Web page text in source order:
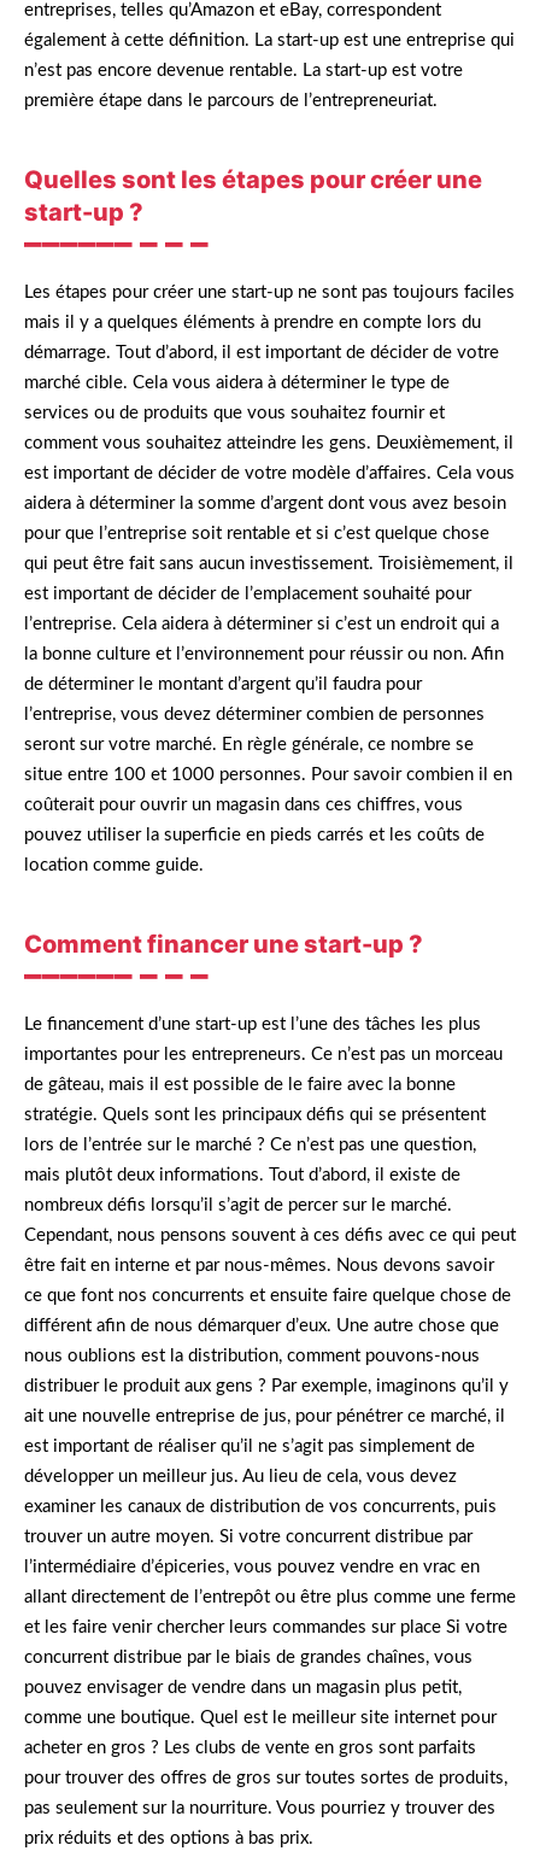
entreprises, telles qu’Amazon et eBay, correspondent
également à cette définition. La start-up est une entreprise qui
n’est pas encore devenue rentable. La start-up est votre
première étape dans le parcours de l’entrepreneuriat.
Quelles sont les étapes pour créer une
start-up ?
Les étapes pour créer une start-up ne sont pas toujours faciles
mais il y a quelques éléments à prendre en compte lors du
démarrage. Tout d’abord, il est important de décider de votre
marché cible. Cela vous aidera à déterminer le type de
services ou de produits que vous souhaitez fournir et
comment vous souhaitez atteindre les gens. Deuxièmement, il
est important de décider de votre modèle d’affaires. Cela vous
aidera à déterminer la somme d’argent dont vous avez besoin
pour que l’entreprise soit rentable et si c’est quelque chose
qui peut être fait sans aucun investissement. Troisièmement, il
est important de décider de l’emplacement souhaité pour
l’entreprise. Cela aidera à déterminer si c’est un endroit qui a
la bonne culture et l’environnement pour réussir ou non. Afin
de déterminer le montant d’argent qu’il faudra pour
l’entreprise, vous devez déterminer combien de personnes
seront sur votre marché. En règle générale, ce nombre se
situe entre 100 et 1000 personnes. Pour savoir combien il en
coûterait pour ouvrir un magasin dans ces chiffres, vous
pouvez utiliser la superficie en pieds carrés et les coûts de
location comme guide.
Comment financer une start-up ?
Le financement d’une start-up est l’une des tâches les plus
importantes pour les entrepreneurs. Ce n’est pas un morceau
de gâteau, mais il est possible de le faire avec la bonne
stratégie. Quels sont les principaux défis qui se présentent
lors de l’entrée sur le marché ? Ce n’est pas une question,
mais plutôt deux informations. Tout d’abord, il existe de
nombreux défis lorsqu’il s’agit de percer sur le marché.
Cependant, nous pensons souvent à ces défis avec ce qui peut
être fait en interne et par nous-mêmes. Nous devons savoir
ce que font nos concurrents et ensuite faire quelque chose de
différent afin de nous démarquer d’eux. Une autre chose que
nous oublions est la distribution, comment pouvons-nous
distribuer le produit aux gens ? Par exemple, imaginons qu’il y
ait une nouvelle entreprise de jus, pour pénétrer ce marché, il
est important de réaliser qu’il ne s’agit pas simplement de
développer un meilleur jus. Au lieu de cela, vous devez
examiner les canaux de distribution de vos concurrents, puis
trouver un autre moyen. Si votre concurrent distribue par
l’intermédiaire d’épiceries, vous pouvez vendre en vrac en
allant directement de l’entrepôt ou être plus comme une ferme
et les faire venir chercher leurs commandes sur place Si votre
concurrent distribue par le biais de grandes chaînes, vous
pouvez envisager de vendre dans un magasin plus petit,
comme une boutique. Quel est le meilleur site internet pour
acheter en gros ? Les clubs de vente en gros sont parfaits
pour trouver des offres de gros sur toutes sortes de produits,
pas seulement sur la nourriture. Vous pourriez y trouver des
prix réduits et des options à bas prix.